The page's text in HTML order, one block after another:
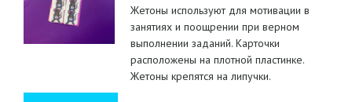
Жетоны используют для мотивации в
занятиях и поощрении при верном
выполнении заданий. Карточки
расположены на плотной пластинке.
Жетоны крепятся на липучки.